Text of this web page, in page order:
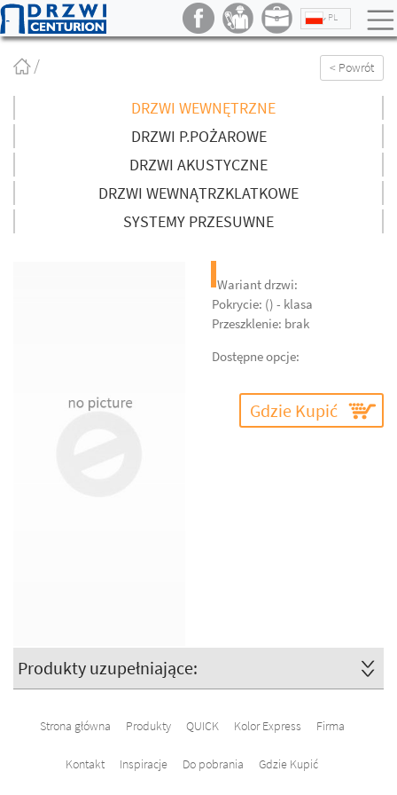
PL
Strona
< Powrót
DRZWI WEWNĘTRZNE
DRZWI P.POŻAROWE
DRZWI AKUSTYCZNE
DRZWI WEWNĄTRZKLATKOWE
SYSTEMY PRZESUWNE
Wariant drzwi:
Pokrycie: () - klasa
Przeszklenie: brak
Dostępne opcje:
Gdzie Kupić
Produkty uzupełniające:
Strona główna Produkty QUICK Kolor Express Firma
Kontakt Inspiracje Do pobrania Gdzie Kupić